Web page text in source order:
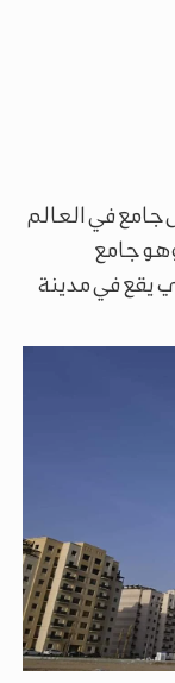
جامع في العالم
وهو جامع
يقع في مدينة